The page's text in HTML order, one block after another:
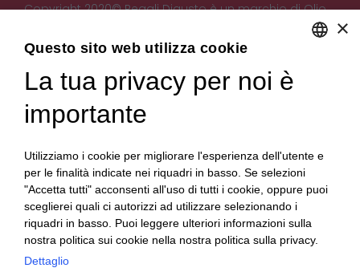
Copyright 2020© Regali Digusto è un marchio di Olio
Becchis di Becchis Danilo - Via Sommariva, 31/2/B -
10022 Carmagnola (TO) - PIVA 07980320019
×
Questo sito web utilizza cookie
La tua privacy per noi è
importante
Utilizziamo i cookie per migliorare l'esperienza dell'utente e
per le finalità indicate nei riquadri in basso. Se selezioni
"Accetta tutti" acconsenti all'uso di tutti i cookie, oppure puoi
sceglierei quali ci autorizzi ad utilizzare selezionando i
riquadri in basso. Puoi leggere ulteriori informazioni sulla
nostra politica sui cookie nella nostra politica sulla privacy.
Dettaglio